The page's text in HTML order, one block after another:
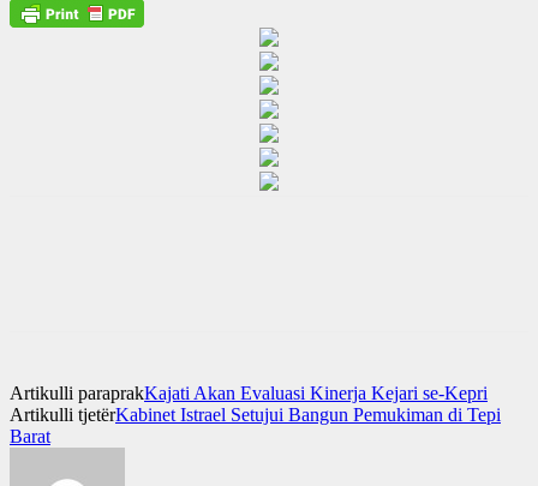
Artikulli paraprakKajati Akan Evaluasi Kinerja Kejari se-Kepri
Artikulli tjetërKabinet Istrael Setujui Bangun Pemukiman di Tepi
Barat